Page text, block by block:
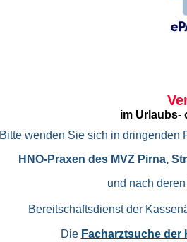
im Urlaubs-
Bitte wenden Sie sich in
HNO-Praxen des MVZ Pirna,
und nach
Bereitschaftsdienst der
Die Facharztsuche der